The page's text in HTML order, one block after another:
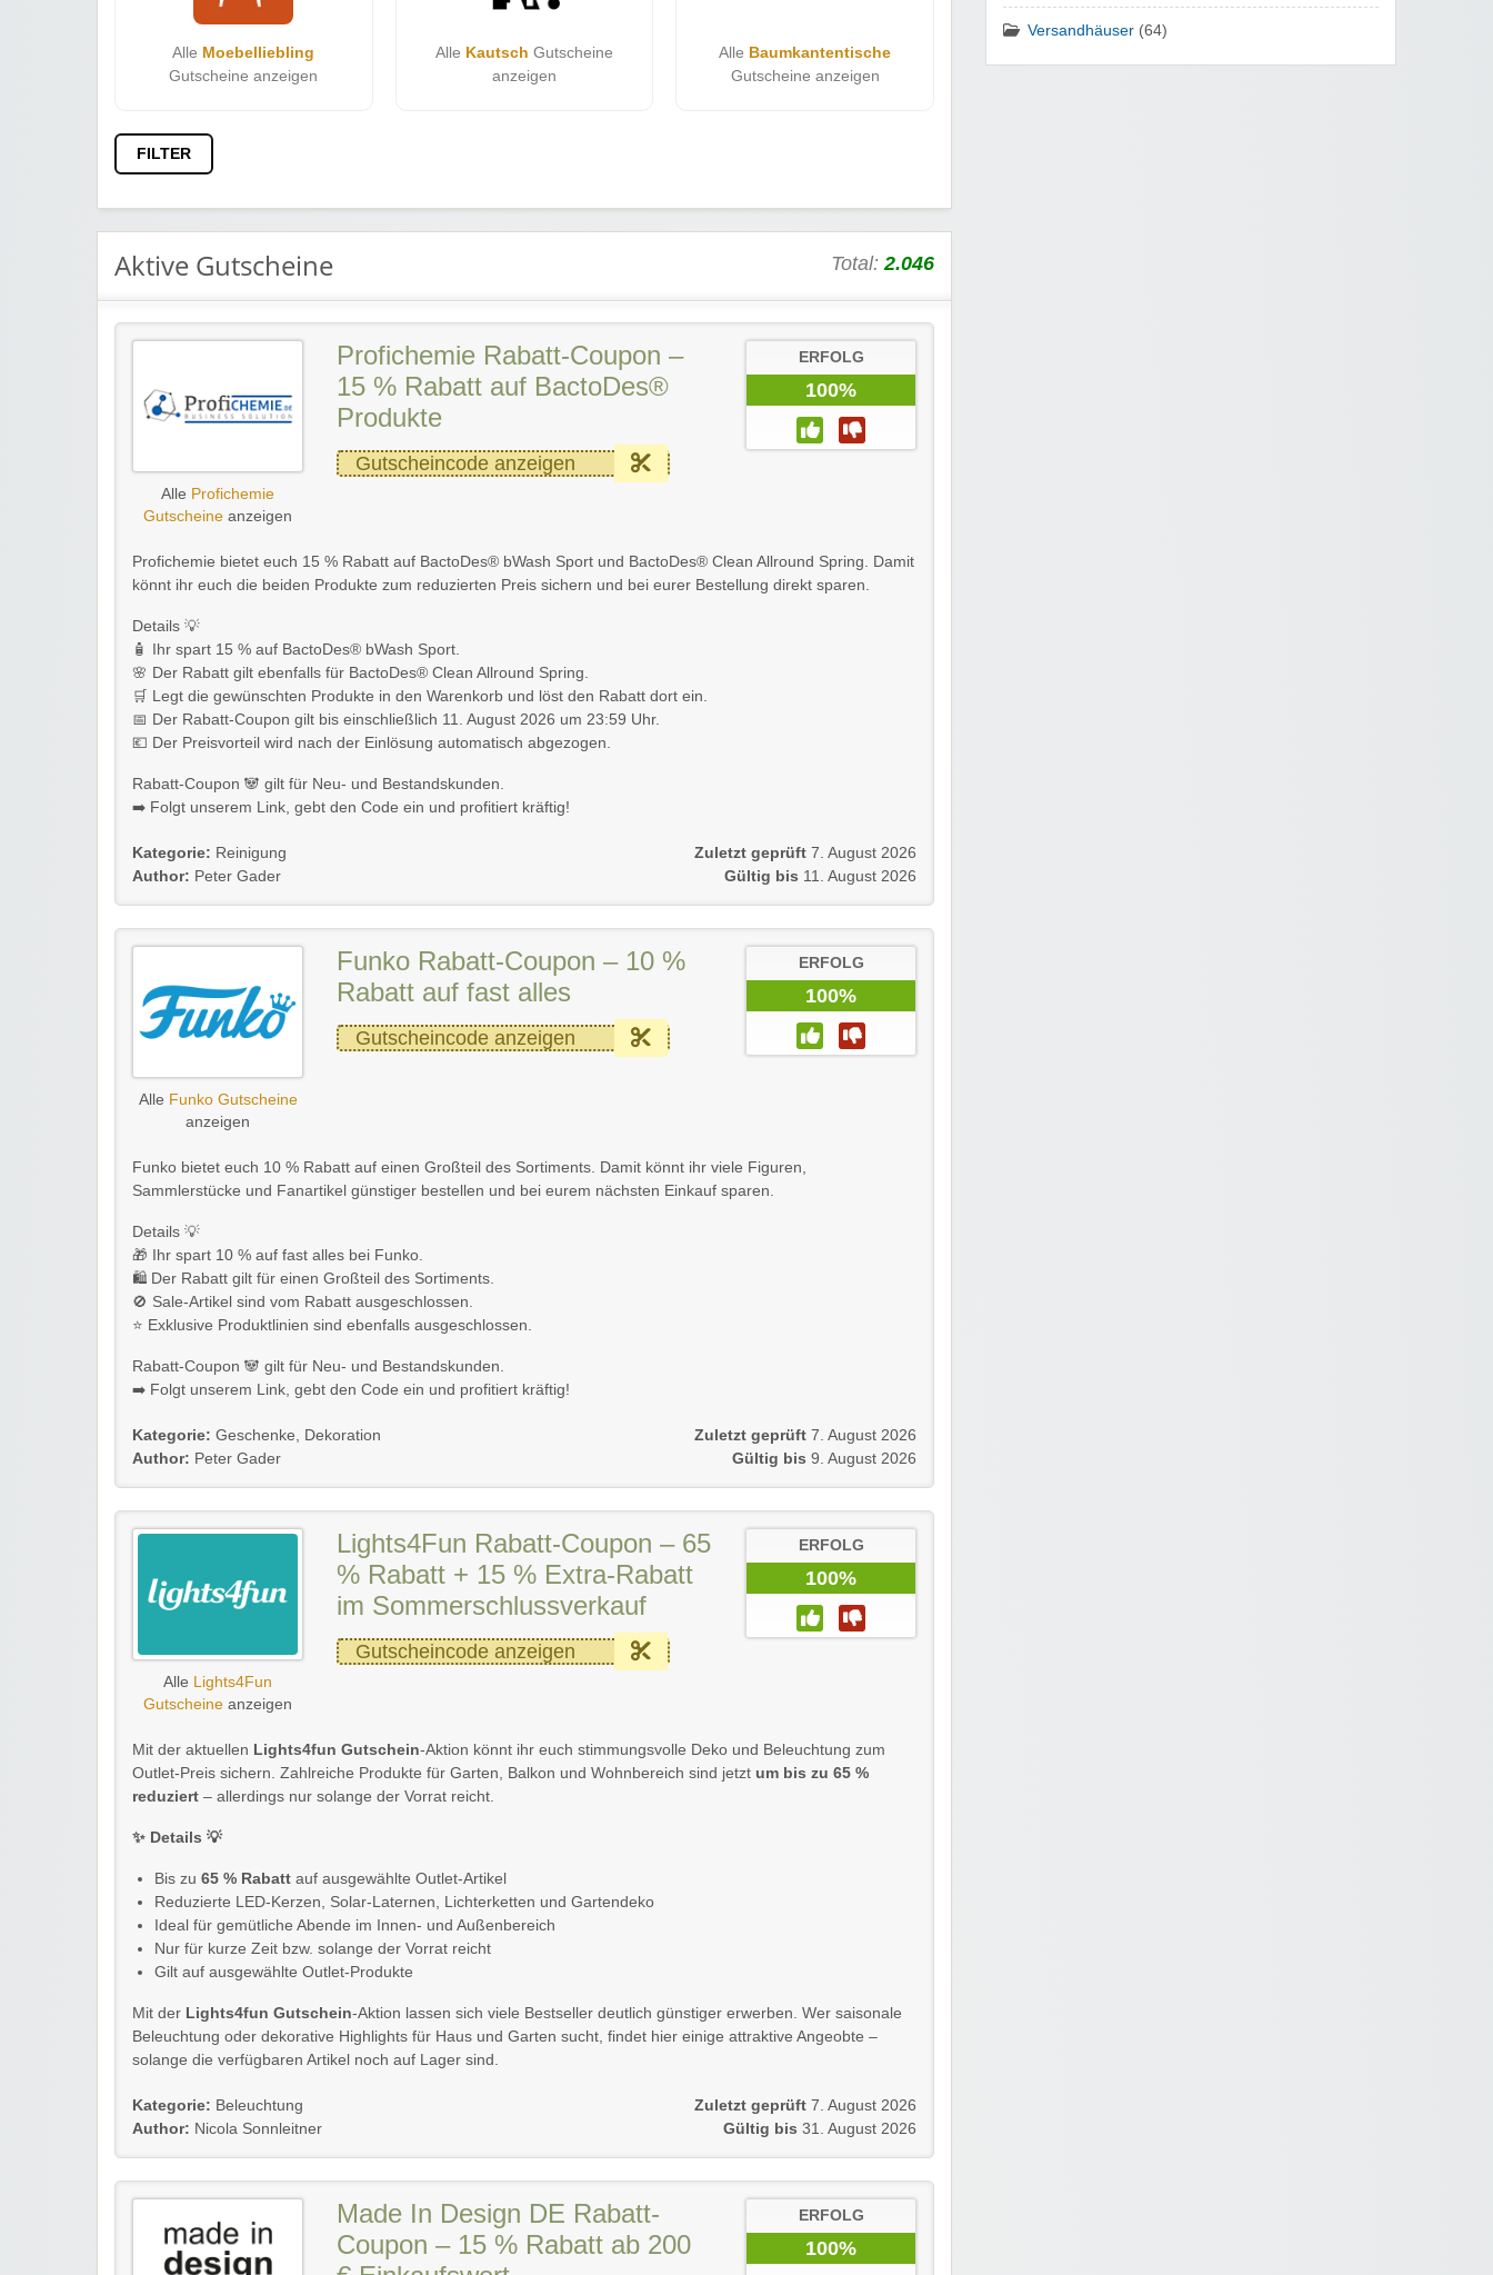
Alle Moebelliebling
Gutscheine anzeigen
Alle Kautsch Gutscheine
anzeigen
Alle Baumkantentische
Gutscheine anzeigen
FILTER
Aktive Gutscheine Total:2.046
Alle Profichemie
Gutscheine anzeigen
Profichemie Rabatt-Coupon –
15 % Rabatt auf BactoDes®
Produkte
Gutscheincode anzeigen
ERFOLG
100%
Profichemie bietet euch 15 % Rabatt auf BactoDes® bWash Sport und BactoDes® Clean Allround Spring. Damit
könnt ihr euch die beiden Produkte zum reduzierten Preis sichern und bei eurer Bestellung direkt sparen.
Details 💡
🧴 Ihr spart 15 % auf BactoDes® bWash Sport.
🌸 Der Rabatt gilt ebenfalls für BactoDes® Clean Allround Spring.
🛒 Legt die gewünschten Produkte in den Warenkorb und löst den Rabatt dort ein.
📅 Der Rabatt-Coupon gilt bis einschließlich 11. August 2026 um 23:59 Uhr.
💶 Der Preisvorteil wird nach der Einlösung automatisch abgezogen.
Rabatt-Coupon 🐼 gilt für Neu- und Bestandskunden.
➡️ Folgt unserem Link, gebt den Code ein und profitiert kräftig!
Kategorie: Reinigung
Author: Peter Gader
Zuletzt geprüft 7. August 2026
Gültig bis 11. August 2026
Alle Funko Gutscheine
anzeigen
Funko Rabatt-Coupon – 10 %
Rabatt auf fast alles
Gutscheincode anzeigen
ERFOLG
100%
Funko bietet euch 10 % Rabatt auf einen Großteil des Sortiments. Damit könnt ihr viele Figuren,
Sammlerstücke und Fanartikel günstiger bestellen und bei eurem nächsten Einkauf sparen.
Details 💡
🎁 Ihr spart 10 % auf fast alles bei Funko.
🛍️ Der Rabatt gilt für einen Großteil des Sortiments.
🚫 Sale-Artikel sind vom Rabatt ausgeschlossen.
⭐ Exklusive Produktlinien sind ebenfalls ausgeschlossen.
Rabatt-Coupon 🐼 gilt für Neu- und Bestandskunden.
➡️ Folgt unserem Link, gebt den Code ein und profitiert kräftig!
Kategorie: Geschenke
Dekoration
Author: Peter Gader
Zuletzt geprüft 7. August 2026
Gültig bis 9. August 2026
Alle
Lights4Fun
Gutscheine anzeigen
Lights4Fun Rabatt-Coupon – 65
% Rabatt + 15 % Extra-Rabatt
im Sommerschlussverkauf
Gutscheincode anzeigen
ERFOLG
100%
Mit der aktuellen Lights4fun Gutschein-Aktion könnt ihr euch stimmungsvolle Deko und Beleuchtung zum
Outlet-Preis sichern. Zahlreiche Produkte für Garten, Balkon und Wohnbereich sind jetzt um bis zu 65 %
reduziert – allerdings nur solange der Vorrat reicht.
✨ Details 💡
Bis zu 65 % Rabatt auf ausgewählte Outlet-Artikel
Reduzierte LED-Kerzen, Solar-Laternen, Lichterketten und Gartendeko
Ideal für gemütliche Abende im Innen- und Außenbereich
Nur für kurze Zeit bzw. solange der Vorrat reicht
Gilt auf ausgewählte Outlet-Produkte
Mit der Lights4fun Gutschein-Aktion lassen sich viele Bestseller deutlich günstiger erwerben. Wer saisonale
Beleuchtung oder dekorative Highlights für Haus und Garten sucht, findet hier einige attraktive Angeobte –
solange die verfügbaren Artikel noch auf Lager sind.
Kategorie: Beleuchtung
Author: Nicola Sonnleitner
Zuletzt geprüft 7. August 2026
Gültig bis 31. August 2026
Made In Design DE Rabatt-
Coupon – 15 % Rabatt ab 200
ERFOLG
100%
Versandhäuser (64)